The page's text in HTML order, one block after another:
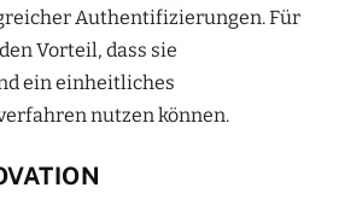
Authentifizierungen. Für
Vorteil, dass sie
ein einheitliches
nutzen können.